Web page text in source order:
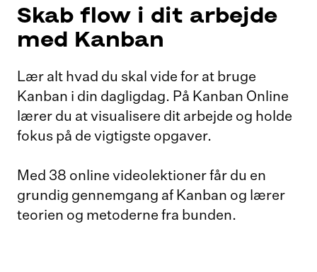
Skab flow i dit arbejde
med Kanban
Lær alt hvad du skal vide for at bruge
Kanban i din dagligdag. På Kanban Online
lærer du at visualisere dit arbejde og holde
fokus på de vigtigste opgaver.
Med 38 online videolektioner får du en
grundig gennemgang af Kanban og lærer
teorien og metoderne fra bunden.